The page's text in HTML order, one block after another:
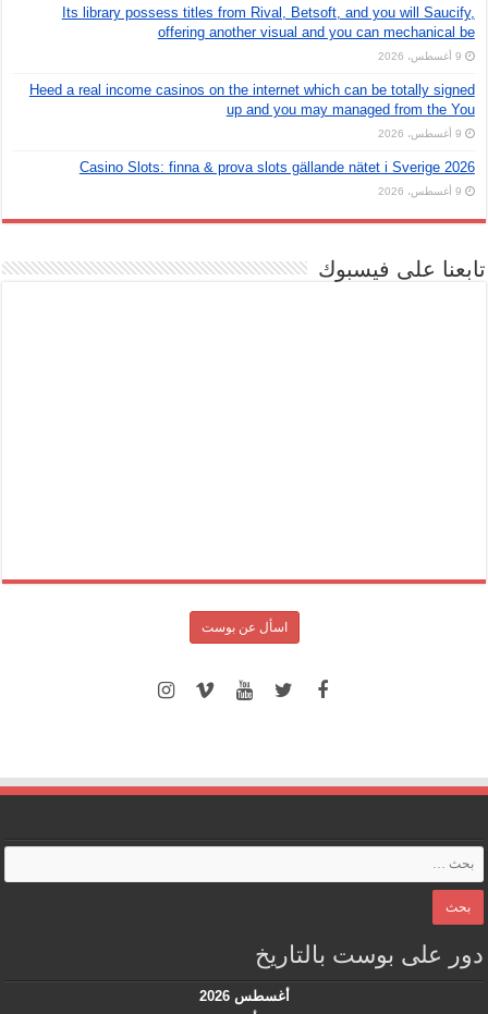
Its library possess titles from Rival, Betsoft, and you will Saucify,
offering another visual and you can mechanical be
9 أغسطس، 2026
Heed a real income casinos on the internet which can be totally signed
up and you may managed from the You
9 أغسطس، 2026
Casino Slots: finna & prova slots gällande nätet i Sverige 2026
9 أغسطس، 2026
تابعنا على فيسبوك
اسأل عن بوست
دور على بوست بالتاريخ
أغسطس 2026